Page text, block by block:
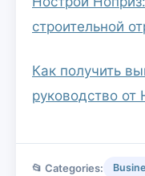
строительной
Как получить
руководство
📂 Categories: